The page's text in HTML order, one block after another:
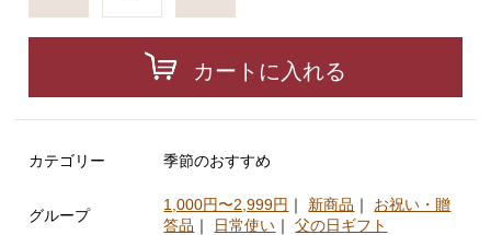
カートに入れる
カテゴリー 季節のおすすめ
グループ
1,000円〜2,999円 ｜ 新商品 ｜ お祝い・贈
答品 ｜ 日常使い ｜父の日ギフト